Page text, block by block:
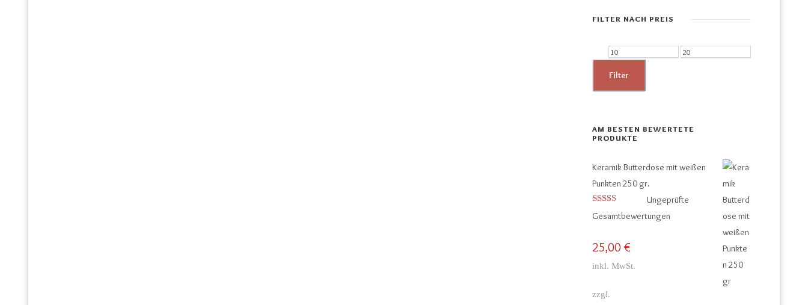
FILTER NACH PREIS
M
r
s
M
s
Filter
AM BESTEN BEWERTETE
PRODUKTE
Keramik Butterdose mit weißen
Punkten 250 gr.
Bewertet mit
5.00von 5
Ungeprüfte
Gesamtbewertungen
25,00 €
inkl. MwSt.
zzgl.